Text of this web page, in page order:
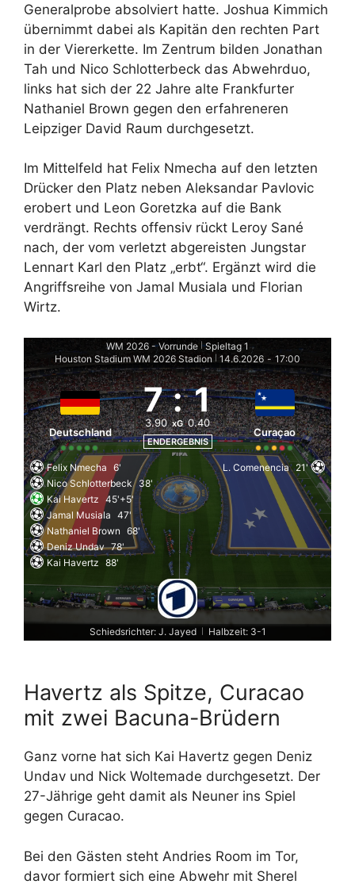
Generalprobe absolviert hatte. Joshua Kimmich
übernimmt dabei als Kapitän den rechten Part
in der Viererkette. Im Zentrum bilden Jonathan
Tah und Nico Schlotterbeck das Abwehrduo,
links hat sich der 22 Jahre alte Frankfurter
Nathaniel Brown gegen den erfahreneren
Leipziger David Raum durchgesetzt.
Im Mittelfeld hat Felix Nmecha auf den letzten
Drücker den Platz neben Aleksandar Pavlovic
erobert und Leon Goretzka auf die Bank
verdrängt. Rechts offensiv rückt Leroy Sané
nach, der vom verletzt abgereisten Jungstar
Lennart Karl den Platz „erbt“. Ergänzt wird die
Angriffsreihe von Jamal Musiala und Florian
Wirtz.
WM 2026 - Vorrunde | Spieltag 1
Houston Stadium WM 2026 Stadion 14.6.2026 - 17:00
Deutschland
7 : 1
3.90 xG 0.40
ENDERGEBNIS
Curaçao
Felix Nmecha 6'
Nico Schlotterbeck
38'
Kai Havertz 45'+5'
Jamal Musiala 47'
Nathaniel Brown 68'
Deniz Undav 78'
Kai Havertz 88'
L. Comenencia 21'
Schiedsrichter: J. Jayed Halbzeit: 3-1
Havertz als Spitze, Curacao
mit zwei Bacuna-Brüdern
Ganz vorne hat sich Kai Havertz gegen Deniz
Undav und Nick Woltemade durchgesetzt. Der
27-Jährige geht damit als Neuner ins Spiel
gegen Curacao.
Bei den Gästen steht Andries Room im Tor,
davor formiert sich eine Abwehr mit Sherel